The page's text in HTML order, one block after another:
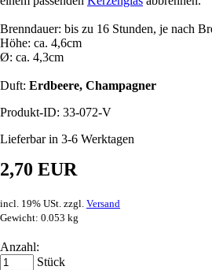
Brenndauer: bis zu 16 Stunden, je nach
Höhe: ca. 4,6cm
Ø: ca. 4,3cm
Duft: Erdbeere, Champagner
Produkt-ID: 33-072-V
Lieferbar in 3-6 Werktagen
2,70 EUR
incl. 19% USt. zzgl. Versand
Gewicht: 0.053 kg
Anzahl:
Stück